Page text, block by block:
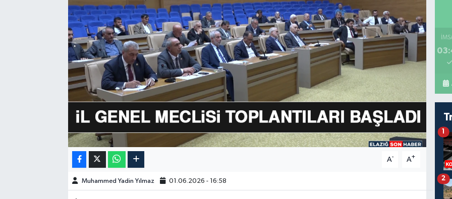
A- A+
Muhammed Yadin Yılmaz 01.06.2026 - 16:58
1
2
HABERDE İNSAN
KÜLTÜR-SANAT
ÖZEL HABER